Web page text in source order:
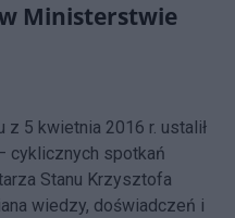
Ministerstwie
5 kwietnia 2016 r. ustalił
cyklicznych spotkań
Stanu Krzysztofa
wiedzy, doświadczeń i